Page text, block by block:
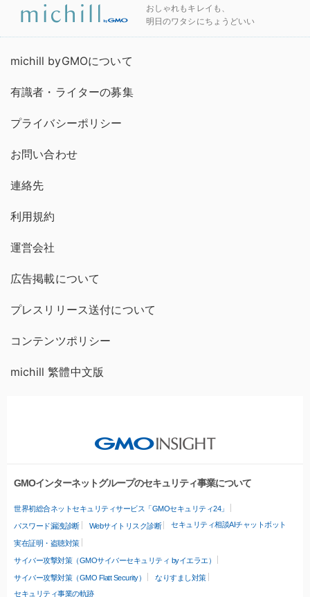
おしゃれもキレイも、
明日のワタシにちょうどいい
michill byGMOについて
有識者・ライターの募集
プライバシーポリシー
お問い合わせ
連絡先
利用規約
運営会社
広告掲載について
プレスリリース送付について
コンテンツポリシー
michill 繁體中文版
GMOインターネットグループのセキュリティ事業について
世界初総合ネットセキュリティサービス「GMOセキュリティ24」
パスワード漏洩診断 Webサイトリスク診断 セキュリティ相談AIチャットボット
実在証明・盗聴対策
サイバー攻撃対策（GMOサイバーセキュリティ byイエラエ）
サイバー攻撃対策（GMO Flatt Security）
なりすまし対策
セキュリティ事業の軌跡